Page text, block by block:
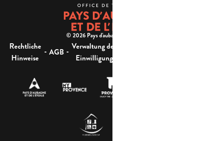
© 2026 Pays d'aubagne et de l'étoile -
Rechtliche
Hinweise
- AGB - Verwaltung der
Einwilligung